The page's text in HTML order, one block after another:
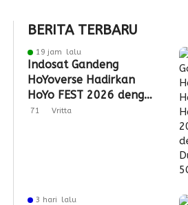
BERITA TERBARU
19 jam lalu
Indosat Gandeng
HoYoverse Hadirkan
HoYo FEST 2026 dengan
Dukungan 5G
71 Vritta
3 hari lalu